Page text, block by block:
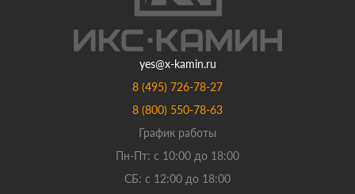
yes@x-kamin.ru
8 (495) 726-78-27
8 (800) 550-78-63
График работы
Пн-Пт: с 10:00 до 18:00
СБ: с 12:00 до 18:00